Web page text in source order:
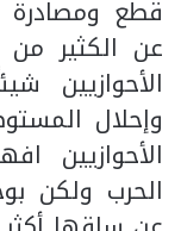
قطع ومصادرة
عن الكثير من
الأحوازيين
وإحلال
الأحوازيين
الحرب ولكن